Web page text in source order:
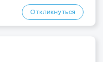
Откликнуться